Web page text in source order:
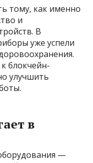
тому, как именно
и
В
уже успели
блокчейн-
улучшить
в
—